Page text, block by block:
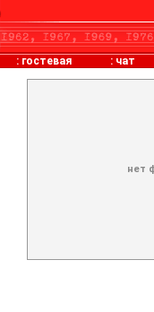
: гостевая : чат
нет